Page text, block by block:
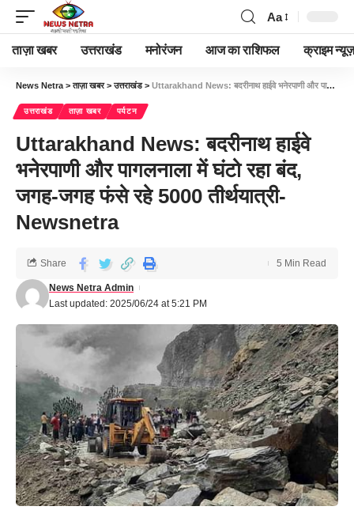
Aa
ताज़ा खबर उत्तराखंड मनोरंजन आज का राशिफल क्राइम न्यूज़
News Netra >ताज़ा खबर>उत्तराखंड> Uttarakhand News: बदरीनाथ हाईवे भनेरपाणी और पागलनाला में घंटो रहा बंद, जगह-जगह फंसे रहे 5000 तीर्थयात्री-Newsnetra
उत्तराखंड ताज़ा खबर पर्यटन
Uttarakhand News: बदरीनाथ हाईवे
भनेरपाणी और पागलनाला में घंटो रहा बंद,
जगह-जगह फंसे रहे 5000 तीर्थयात्री-
Newsnetra
Last updated: 2025/06/24 at 5:21 PM
News Netra Admin
Share 5 Min Read